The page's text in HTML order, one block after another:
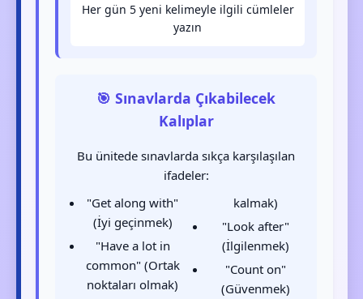
Her gün 5 yeni kelimeyle ilgili cümleler
yazın
🎯 Sınavlarda Çıkabilecek
Kalıplar
Bu ünitede sınavlarda sıkça karşılaşılan
ifadeler:
"Get along with"
(İyi geçinmek)
"Have a lot in
common" (Ortak
noktaları olmak)
kalmak)
"Look after"
(İlgilenmek)
"Count on"
(Güvenmek)